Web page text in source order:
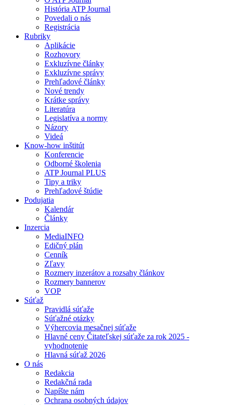
História ATP Journal
Povedali o nás
Registrácia
Rubriky
Aplikácie
Rozhovory
Exkluzívne články
Exkluzívne správy
Prehľadové články
Nové trendy
Krátke správy
Literatúra
Legislatíva a normy
Názory
Videá
Know-how inštitút
Konferencie
Odborné školenia
ATP Journal PLUS
Tipy a triky
Prehľadové štúdie
Podujatia
Kalendár
Články
Inzercia
MediaINFO
Edičný plán
Cenník
Zľavy
Rozmery inzerátov a rozsahy článkov
Rozmery bannerov
VOP
Súťaž
Pravidlá súťaže
Súťažné otázky
Výhercovia mesačnej súťaže
Hlavné ceny Čitateľskej súťaže za rok 2025 -
vyhodnotenie
Hlavná súťaž 2026
O nás
Redakcia
Redakčná rada
Napíšte nám
Ochrana osobných údajov